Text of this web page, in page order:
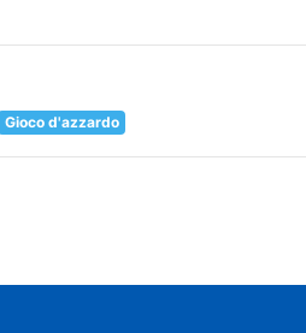
Gioco d'azzardo